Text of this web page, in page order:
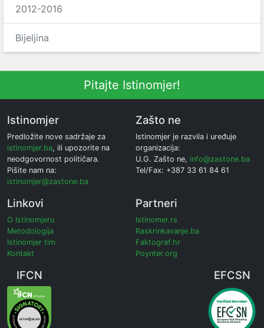
2012-2016
Bijeljina
Pitajte Istinomjer!
Istinomjer
Predložite nove sadržaje za
istinomjer.ba, ili upozorite na
neodgovornost političara.
Pišite nam na:
istinomjer@zastone.ba
Zašto ne
Istinomjer je razvila i uređuje
organizacija:
U.G. Zašto ne, info@zastone.ba
Tel/Fax: +387 33 61 84 61
Linkovi
O Istinomjeru
Metodologija
Istinomjer tim
Kontakt
Partneri
Istinomer.rs
Raskrinkavanje.ba
Faktograf.hr
Poynter.org
IFCN EFCSN